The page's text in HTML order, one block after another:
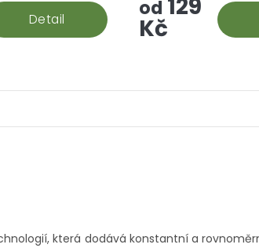
Detail od 129
Kč
která dodává konstantní a